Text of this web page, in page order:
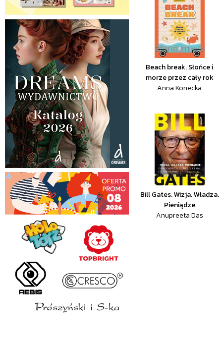
Beach break. Słońce i
morze przez cały rok
Anna Konecka
Bill Gates. Wizja. Władza.
Pieniądze
Anupreeta Das